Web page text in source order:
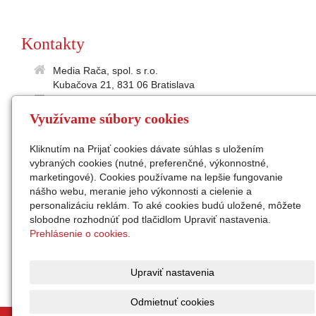
Kontakty
Media Rača, spol. s r.o.
Kubačova 21, 831 06 Bratislava
2021865197
medialne@raca.sk
Sekretariát: 02/49 11 24 31
konateľ: Ing. Peter Semanco
Facebook
Instagram
Využívame súbory cookies
Kliknutím na Prijať cookies dávate súhlas s uložením
vybraných cookies (nutné, preferenčné, výkonnostné,
marketingové). Cookies používame na lepšie fungovanie
nášho webu, meranie jeho výkonnosti a cielenie a
personalizáciu reklám. To aké cookies budú uložené, môžete
slobodne rozhodnúť pod tlačidlom Upraviť nastavenia.
Prehlásenie o cookies.
Upraviť nastavenia
Odmietnuť cookies